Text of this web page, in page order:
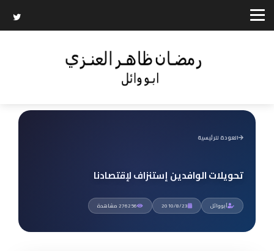
العودة للرئيسية
تحويلات الوافدين إستنزاف لإقتصادنا
أبووائل 2010/8/23 276256 مشاهدة